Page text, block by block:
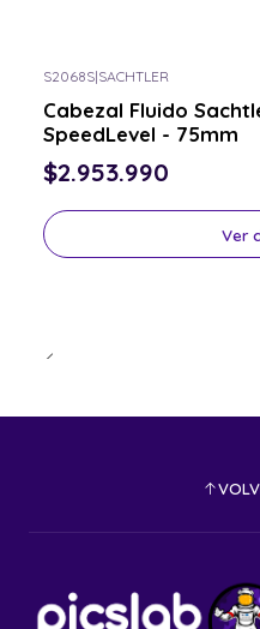
S2068S|SACHTLER
Cabezal Fluido
SpeedLevel - 75mm
$2.953.990
Ver